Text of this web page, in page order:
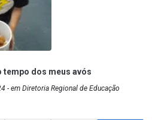
tempo dos meus avós
em Diretoria Regional de Educação